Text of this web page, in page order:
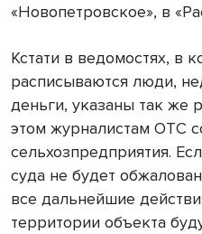
«Новопетровское», в
Кстати в ведомостях, в
расписываются люди,
деньги, указаны так же
этом журналистам ОТС
сельхозпредприятия.
суда не будет
все дальнейшие
территории объекта